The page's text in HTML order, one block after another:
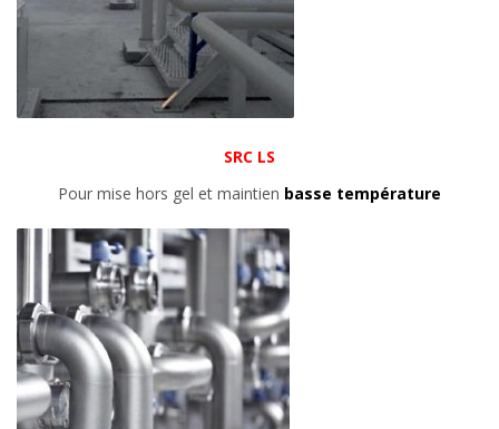
SRC LS
Pour mise hors gel et maintien basse température